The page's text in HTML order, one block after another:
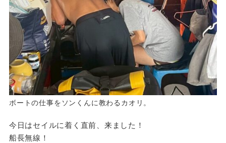
ボートの仕事をソンくんに教わるカオリ。
今日はセイルに着く直前、来ました！
船長無線！